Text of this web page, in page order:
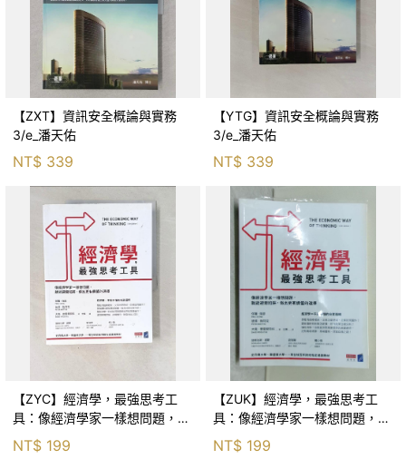
【ZXT】資訊安全概論與實務
3/e_潘天佑
NT$ 339
【YTG】資訊安全概論與實務
3/e_潘天佑
NT$ 339
【ZYC】經濟學，最強思考工
具：像經濟學家一樣想問題，就
能避開陷阱，做出更有價值的選
NT$ 199
【ZUK】經濟學，最強思考工
具：像經濟學家一樣想問題，就
能避開陷阱，做出更有價值的選
NT$ 199